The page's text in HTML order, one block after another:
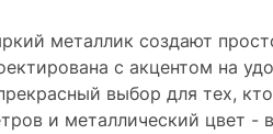
металлик создают
с акцентом на
выбор для тех,
и металлический цвет -